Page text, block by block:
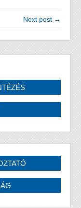
Next post →